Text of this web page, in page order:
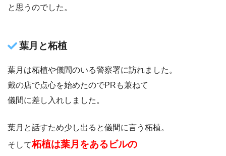
と思うのでした。
葉月と柘植
葉月は柘植や儀間のいる警察署に訪れました。
戴の店で点心を始めたのでPRも兼ねて
儀間に差し入れしました。
葉月と話すため少し出ると儀間に言う柘植。
そして柘植は葉月をあるビルの